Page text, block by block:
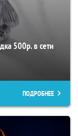
500р. в сети
ПОДРОБНЕЕ